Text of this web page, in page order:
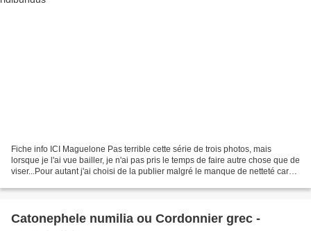
Fiche info ICI Maguelone Pas terrible cette série de trois photos, mais
lorsque je l'ai vue bailler, je n'ai pas pris le temps de faire autre chose que de
viser...Pour autant j'ai choisi de la publier malgré le manque de netteté car
Catonephele numilia ou Cordonnier grec -